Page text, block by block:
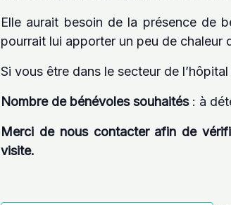
Elle aurait besoin de la présence de
pourrait lui apporter un peu de chaleur
Si vous être dans le secteur de
Nombre de bénévoles souhaités: à
Merci de nous contacter afin de
visite.